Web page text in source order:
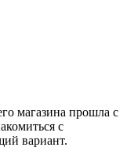
магазина прошла с
с
вариант.